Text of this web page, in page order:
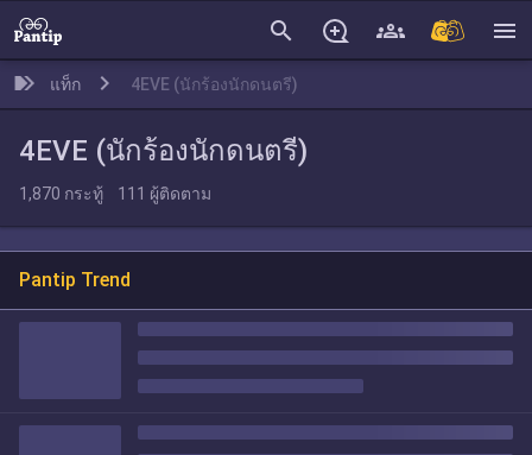
search menu
แท็ก 4EVE (นักร้องนักดนตรี)
4EVE (นักร้องนักดนตรี)
1,870 กระทู้ 111 ผู้ติดตาม
Pantip Trend